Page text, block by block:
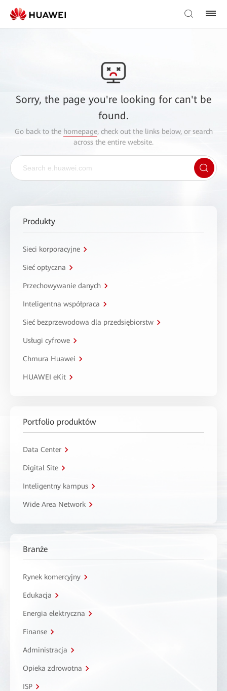
Sorry, the page you're looking for can't be
found.
Go back to the homepage, check out the links below, or search
across the entire website.
Produkty
Sieci korporacyjne
Sieć optyczna
Przechowywanie danych
Inteligentna współpraca
Sieć bezprzewodowa dla przedsiębiorstw
Usługi cyfrowe
Chmura Huawei
HUAWEI eKit
Portfolio produktów
Data Center
Digital Site
Inteligentny kampus
Wide Area Network
Branże
Rynek komercyjny
Edukacja
Energia elektryczna
Finanse
Administracja
Opieka zdrowotna
ISP